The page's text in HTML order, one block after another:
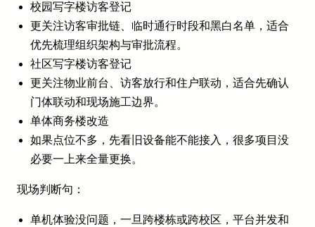
校园写字楼访客登记
更关注访客审批链、临时通行时段和黑白名单，适合
优先梳理组织架构与审批流程。
社区写字楼访客登记
更关注物业前台、访客放行和住户联动，适合先确认
门体联动和现场施工边界。
单体商务楼改造
如果点位不多，先看旧设备能不能接入，很多项目没
必要一上来全量更换。
现场判断句：
单机体验没问题，一旦跨楼栋或跨校区，平台并发和